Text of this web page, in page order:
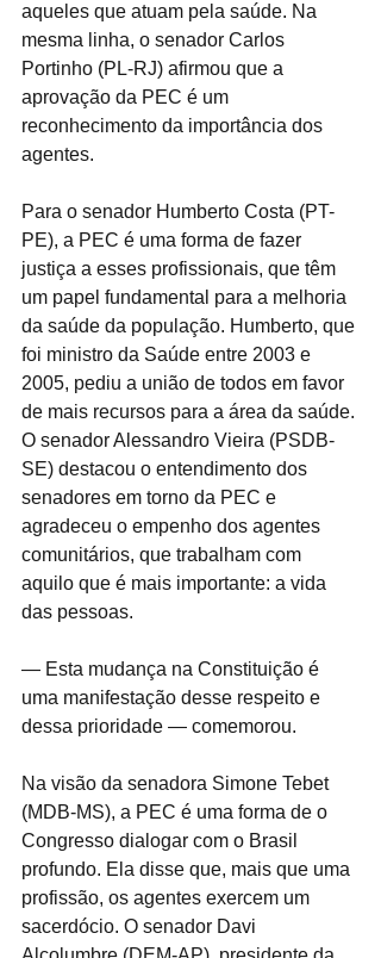
aqueles que atuam pela saúde. Na
mesma linha, o senador Carlos
Portinho (PL-RJ) afirmou que a
aprovação da PEC é um
reconhecimento da importância dos
agentes.
Para o senador Humberto Costa (PT-
PE), a PEC é uma forma de fazer
justiça a esses profissionais, que têm
um papel fundamental para a melhoria
da saúde da população. Humberto, que
foi ministro da Saúde entre 2003 e
2005, pediu a união de todos em favor
de mais recursos para a área da saúde.
O senador Alessandro Vieira (PSDB-
SE) destacou o entendimento dos
senadores em torno da PEC e
agradeceu o empenho dos agentes
comunitários, que trabalham com
aquilo que é mais importante: a vida
das pessoas.
— Esta mudança na Constituição é
uma manifestação desse respeito e
dessa prioridade — comemorou.
Na visão da senadora Simone Tebet
(MDB-MS), a PEC é uma forma de o
Congresso dialogar com o Brasil
profundo. Ela disse que, mais que uma
profissão, os agentes exercem um
sacerdócio. O senador Davi